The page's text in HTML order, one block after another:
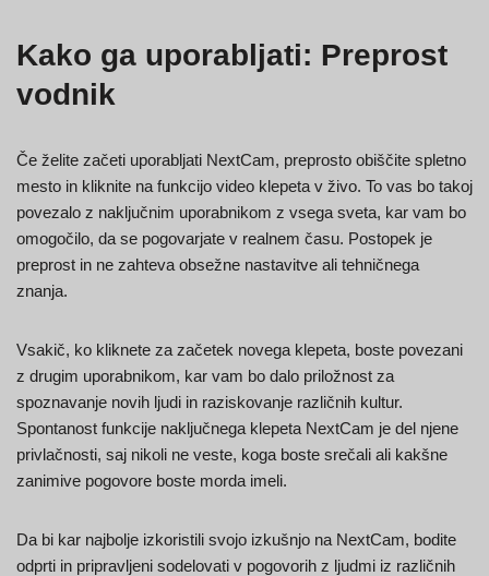
Kako ga uporabljati: Preprost
vodnik
Če želite začeti uporabljati NextCam, preprosto obiščite spletno
mesto in kliknite na funkcijo video klepeta v živo. To vas bo takoj
povezalo z naključnim uporabnikom z vsega sveta, kar vam bo
omogočilo, da se pogovarjate v realnem času. Postopek je
preprost in ne zahteva obsežne nastavitve ali tehničnega
znanja.
Vsakič, ko kliknete za začetek novega klepeta, boste povezani
z drugim uporabnikom, kar vam bo dalo priložnost za
spoznavanje novih ljudi in raziskovanje različnih kultur.
Spontanost funkcije naključnega klepeta NextCam je del njene
privlačnosti, saj nikoli ne veste, koga boste srečali ali kakšne
zanimive pogovore boste morda imeli.
Da bi kar najbolje izkoristili svojo izkušnjo na NextCam, bodite
odprti in pripravljeni sodelovati v pogovorih z ljudmi iz različnih